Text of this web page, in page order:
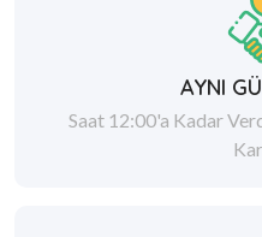
AYNI
Saat 12:00'a Kadar